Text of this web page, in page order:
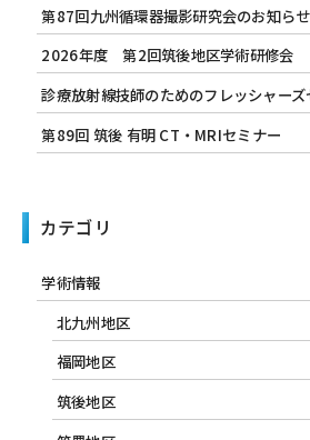
第87回九州循環器撮影研究会のお知らせ
2026年度 第2回筑後地区学術研修会
診療放射線技師のためのフレッシャー
第89回 筑後 有明 CT・MRIセミナー
カテゴリ
学術情報
北九州地区
福岡地区
筑後地区